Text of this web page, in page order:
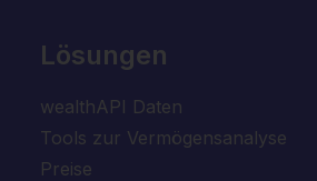
Lösungen
wealthAPI Daten
Tools zur Vermögensanalyse
Preise